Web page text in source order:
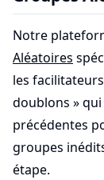
Notre
Aléatoires
les
doublons » qui
précédentes
groupes
étape.